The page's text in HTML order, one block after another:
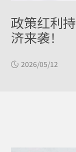
政策红利
济来袭！
2026/05/12